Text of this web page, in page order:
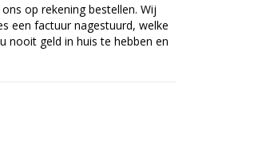
op rekening bestellen. Wij
een factuur nagestuurd, welke
nooit geld in huis te hebben en